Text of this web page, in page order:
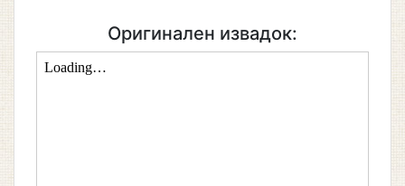
Оригинален извадок: